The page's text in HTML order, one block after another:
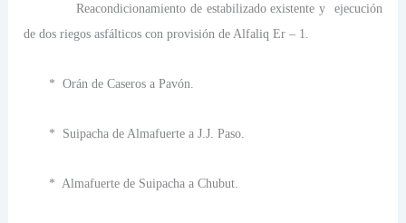
Reacondicionamiento de estabilizado existente y
ejecución
de dos riegos asfálticos con provisión de Alfaliq Er – 1.
* Orán de Caseros a Pavón.
* Suipacha de Almafuerte a J.J. Paso.
* Almafuerte de Suipacha a Chubut.